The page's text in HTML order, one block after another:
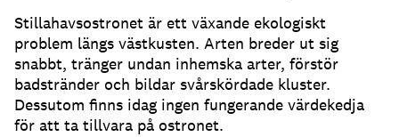
Stillahavsostronet är ett växande ekologiskt
problem längs västkusten. Arten breder ut sig
snabbt, tränger undan inhemska arter, förstör
badstränder och bildar svårskördade kluster.
Dessutom finns idag ingen fungerande värdekedja
för att ta tillvara på ostronet.